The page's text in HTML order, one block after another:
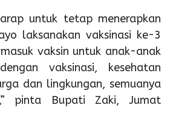
untuk tetap menerapkan
laksanakan vaksinasi ke-3
vaksin untuk anak-anak
vaksinasi, kesehatan
dan lingkungan, semuanya
pinta Bupati Zaki, Jumat